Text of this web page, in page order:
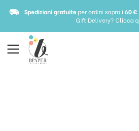
Spedizioni gratuiteper ordini sopra i 60 €
Gift Delivery?Clicca